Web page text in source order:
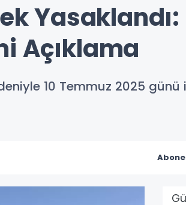
Yasaklandı:
Açıklama
10 Temmuz 2025